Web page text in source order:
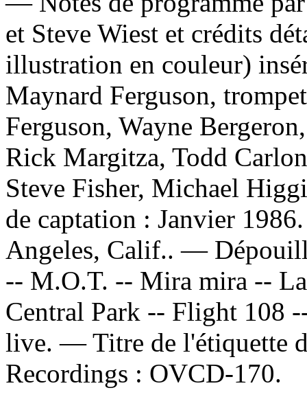
et Steve Wiest et crédits
illustration en couleur)
Maynard Ferguson,
Ferguson, Wayne
Rick Margitza, Todd
Steve Fisher, Michael
de captation : Janvier
Angeles, Calif.. —
-- M.O.T. -- Mira mira --
Central Park -- Flight 108
live. — Titre de l'étiquette
Recordings : OVCD-170.